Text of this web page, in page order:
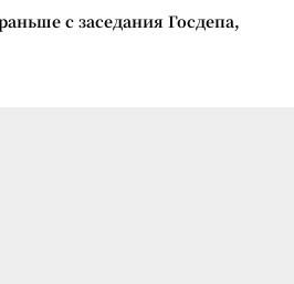
с заседания Госдепа,